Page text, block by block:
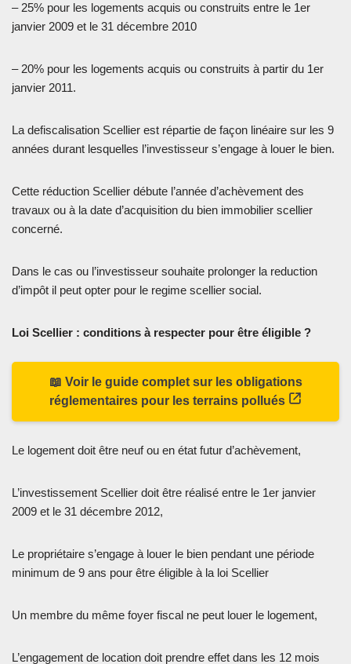
– 25% pour les logements acquis ou construits entre le 1er
janvier 2009 et le 31 décembre 2010
– 20% pour les logements acquis ou construits à partir du 1er
janvier 2011.
La defiscalisation Scellier est répartie de façon linéaire sur les 9
années durant lesquelles l’investisseur s’engage à louer le bien.
Cette réduction Scellier débute l’année d’achèvement des
travaux ou à la date d’acquisition du bien immobilier scellier
concerné.
Dans le cas ou l’investisseur souhaite prolonger la reduction
d’impôt il peut opter pour le regime scellier social.
Loi Scellier : conditions à respecter pour être éligible ?
📖 Voir le guide complet sur les obligations
réglementaires pour les terrains pollués
Le logement doit être neuf ou en état futur d’achèvement,
L’investissement Scellier doit être réalisé entre le 1er janvier
2009 et le 31 décembre 2012,
Le propriétaire s’engage à louer le bien pendant une période
minimum de 9 ans pour être éligible à la loi Scellier
Un membre du même foyer fiscal ne peut louer le logement,
L’engagement de location doit prendre effet dans les 12 mois